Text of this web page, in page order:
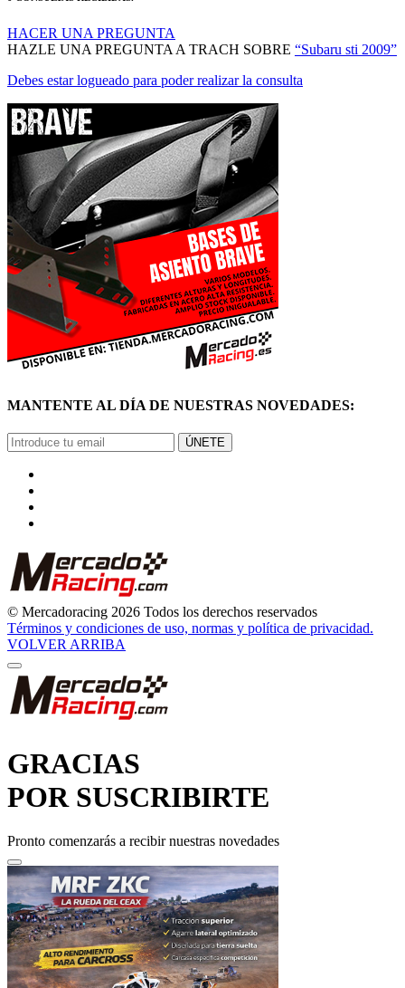
HACER UNA PREGUNTA
HAZLE UNA PREGUNTA A TRACH SOBRE “Subaru sti 2009”
Debes estar logueado para poder realizar la consulta
MANTENTE AL DÍA DE NUESTRAS NOVEDADES:
ÚNETE
© Mercadoracing 2026 Todos los derechos reservados
Términos y condiciones de uso, normas y política de privacidad.
VOLVER ARRIBA
GRACIAS
POR SUSCRIBIRTE
Pronto comenzarás a recibir nuestras novedades